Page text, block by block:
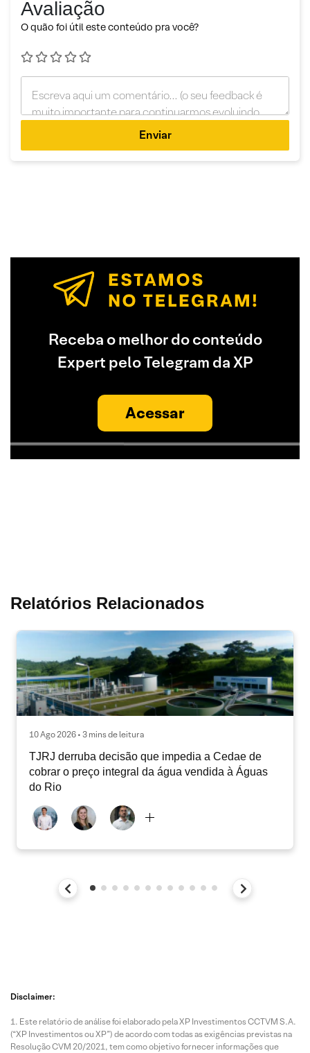
Avaliação
O quão foi útil este conteúdo pra você?
Enviar
Receba o melhor do conteúdo
Expert pelo Telegram da XP
Acessar
Relatórios Relacionados
10 Ago 2026 • 3 mins de leitura
TJRJ derruba decisão que impedia a Cedae de
cobrar o preço integral da água vendida à Águas
do Rio
Disclaimer:
Este relatório de análise foi elaborado pela XP Investimentos CCTVM S.A.
(“XP Investimentos ou XP”) de acordo com todas as exigências previstas na
Resolução CVM 20/2021, tem como objetivo fornecer informações que